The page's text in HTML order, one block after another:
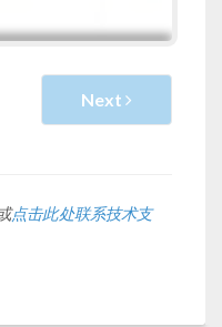
Next
点击此处联系技术支